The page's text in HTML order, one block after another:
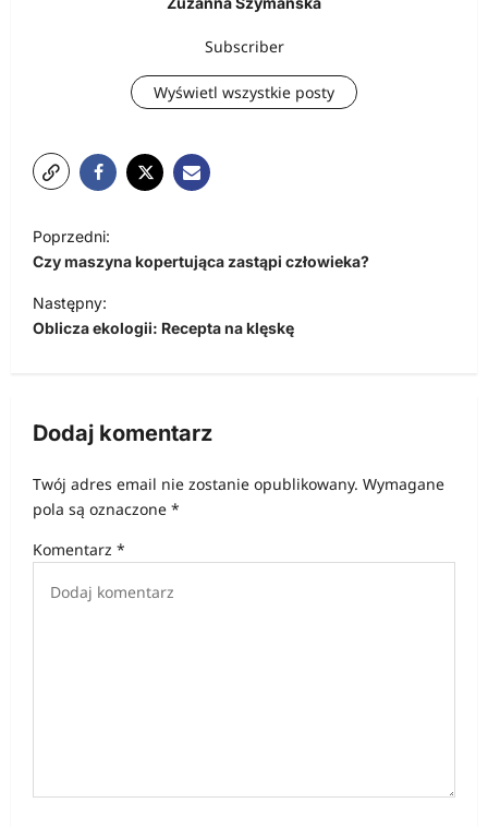
Subscriber
Wyświetl wszystkie posty
N
a
w
i
c
a
w
p
Poprzedni:
Czy maszyna kopertująca zastąpi człowieka?
Następny:
Oblicza ekologii: Recepta na klęskę
Dodaj komentarz
Twój adres email nie zostanie opublikowany. Wymagane
pola są oznaczone *
Komentarz *